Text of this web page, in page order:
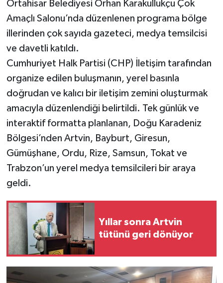
Ortahisar Belediyesi Orhan Karakullukçu Çok
Amaçlı Salonu’nda düzenlenen programa bölge
illerinden çok sayıda gazeteci, medya temsilcisi
ve davetli katıldı.
Cumhuriyet Halk Partisi (CHP) İletişim tarafından
organize edilen buluşmanın, yerel basınla
doğrudan ve kalıcı bir iletişim zemini oluşturmak
amacıyla düzenlendiği belirtildi. Tek günlük ve
interaktif formatta planlanan, Doğu Karadeniz
Bölgesi’nden Artvin, Bayburt, Giresun,
Gümüşhane, Ordu, Rize, Samsun, Tokat ve
Trabzon’un yerel medya temsilcileri bir araya
geldi.
Yıllar sonra Artvin
tütünü geri dönüyor